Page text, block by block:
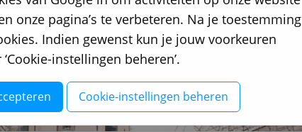
onze pagina’s te verbeteren. Na je toestemming
Indien gewenst kun je jouw voorkeuren
instellingen beheren’.
Cookie-instellingen beheren